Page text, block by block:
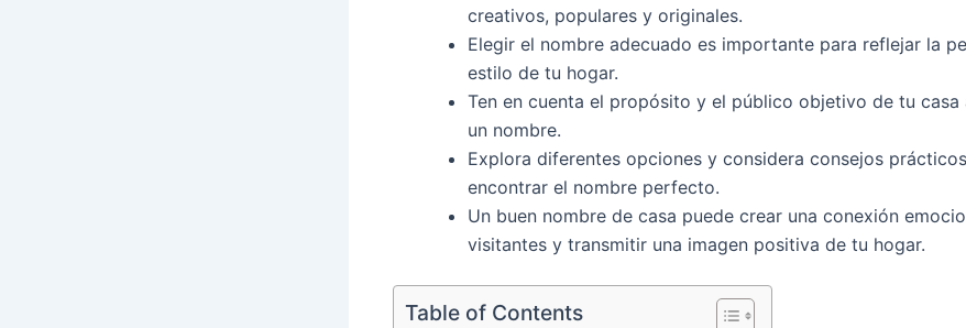
creativos, populares y originales.
Elegir el nombre adecuado es importante para reflejar la
estilo de tu hogar.
Ten en cuenta el propósito y el público objetivo de tu casa
un nombre.
Explora diferentes opciones y considera consejos
encontrar el nombre perfecto.
Un buen nombre de casa puede crear una conexión
visitantes y transmitir una imagen positiva de tu hogar.
Table of Contents